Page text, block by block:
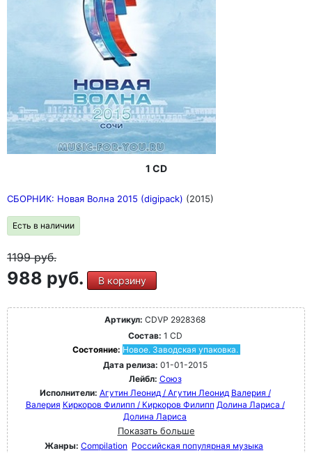
1 CD
СБОРНИК: Новая Волна 2015 (digipack) (2015)
Есть в наличии
1199руб.
988 руб. В корзину
Артикул: CDVP 2928368
Состав: 1 CD
Состояние: Новое. Заводская упаковка.
Дата релиза: 01-01-2015
Лейбл: Союз
Исполнители: Агутин Леонид / Агутин Леонид Валерия /
Валерия Киркоров Филипп / Киркоров Филипп Долина Лариса /
Долина Лариса
Показать больше
Жанры: Compilation Российская популярная музыка